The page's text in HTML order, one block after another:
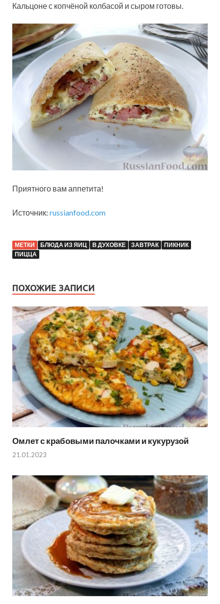
Кальцоне с копчёной колбасой и сыром готовы.
Приятного вам аппетита!
Источник: russianfood.com
МЕТКИ БЛЮДА ИЗ ЯИЦ В ДУХОВКЕ ЗАВТРАК
ПИКНИК
ПИЦЦА
ПОХОЖИЕ ЗАПИСИ
Омлет с крабовыми палочками и кукурузой
21.01.2023